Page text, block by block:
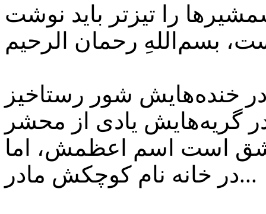
را تیزتر باید نوشت
خنده‌هایش شور رستاخیز
گریه‌هایش یادی از محشر
است اسم اعظمش، اما
در خانه نام کوچکش مادر...